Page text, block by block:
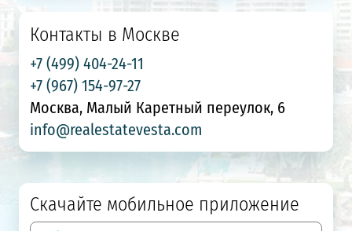
Контакты в Москве
+7 (499) 404-24-11
+7 (967) 154-97-27
Москва, Малый Каретный переулок, 6
info@realestatevesta.com
Скачайте мобильное приложение